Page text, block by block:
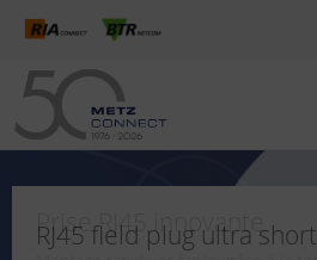
RJ45 field plug ultra short
Prise RJ45 innovante